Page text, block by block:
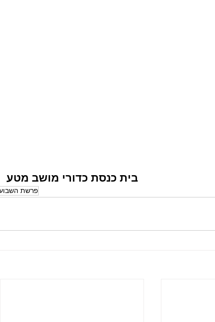
בית כנסת כדורי מושב מטע
פרשת